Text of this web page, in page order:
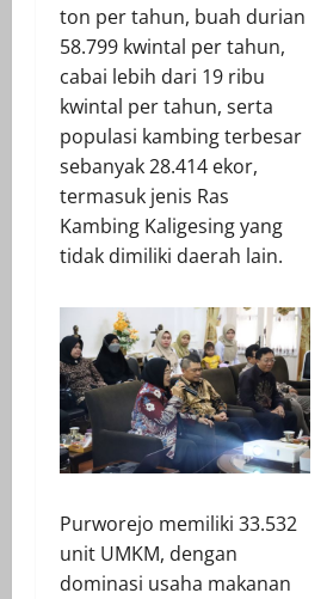
ton per tahun, buah durian
58.799 kwintal per tahun,
cabai lebih dari 19 ribu
kwintal per tahun, serta
populasi kambing terbesar
sebanyak 28.414 ekor,
termasuk jenis Ras
Kambing Kaligesing yang
tidak dimiliki daerah lain.
Purworejo memiliki 33.532
unit UMKM, dengan
dominasi usaha makanan